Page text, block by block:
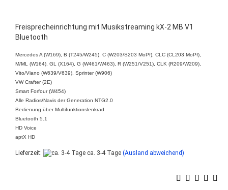
Freisprecheinrichtung mit Musikstreaming kX-2 MB V1
Bluetooth
Mercedes A (W169), B (T245/W245), C (W203/S203 MoPf), CLC (CL203 MoPf),
M/ML (W164), GL (X164), G (W461/W463), R (W251/V251), CLK (R209/W209),
Vito/Viano (W639/V639), Sprinter (W906)
VW Crafter (2E)
Smart Forfour (W454)
Alle Radios/Navis der Generation NTG2.0
Bedienung über Multifunktionslenkrad
Bluetooth 5.1
HD Voice
aptX HD
Lieferzeit: ca. 3-4 Tage (Ausland abweichend)